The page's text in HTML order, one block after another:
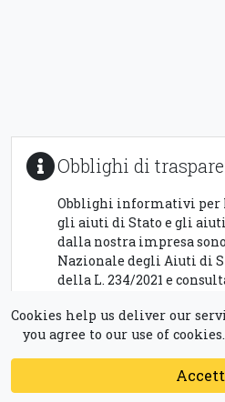
Obblighi di
Obblighi informativi per
gli aiuti di Stato e gli
dalla nostra impresa
Nazionale degli Aiuti di
della L. 234/2021 e
nel campo C.F.
© 2026 - Sistema Museale Scicli - AGIRE Soc. Coop.
01509700884
Cookies help us deliver our
you agree to our use of cookies.